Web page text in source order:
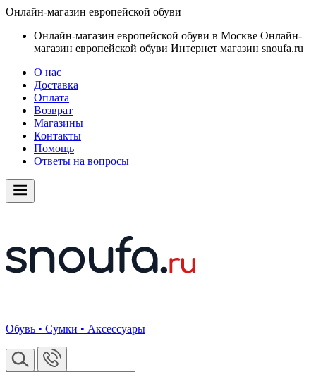
Онлайн-магазин европейской обуви
Онлайн-магазин европейской обуви в Москве Онлайн-
магазин европейской обуви Интернет магазин snoufa.ru
О нас
Доставка
Оплата
Возврат
Магазины
Контакты
Помощь
Ответы на вопросы
Обувь • Сумки • Аксессуары